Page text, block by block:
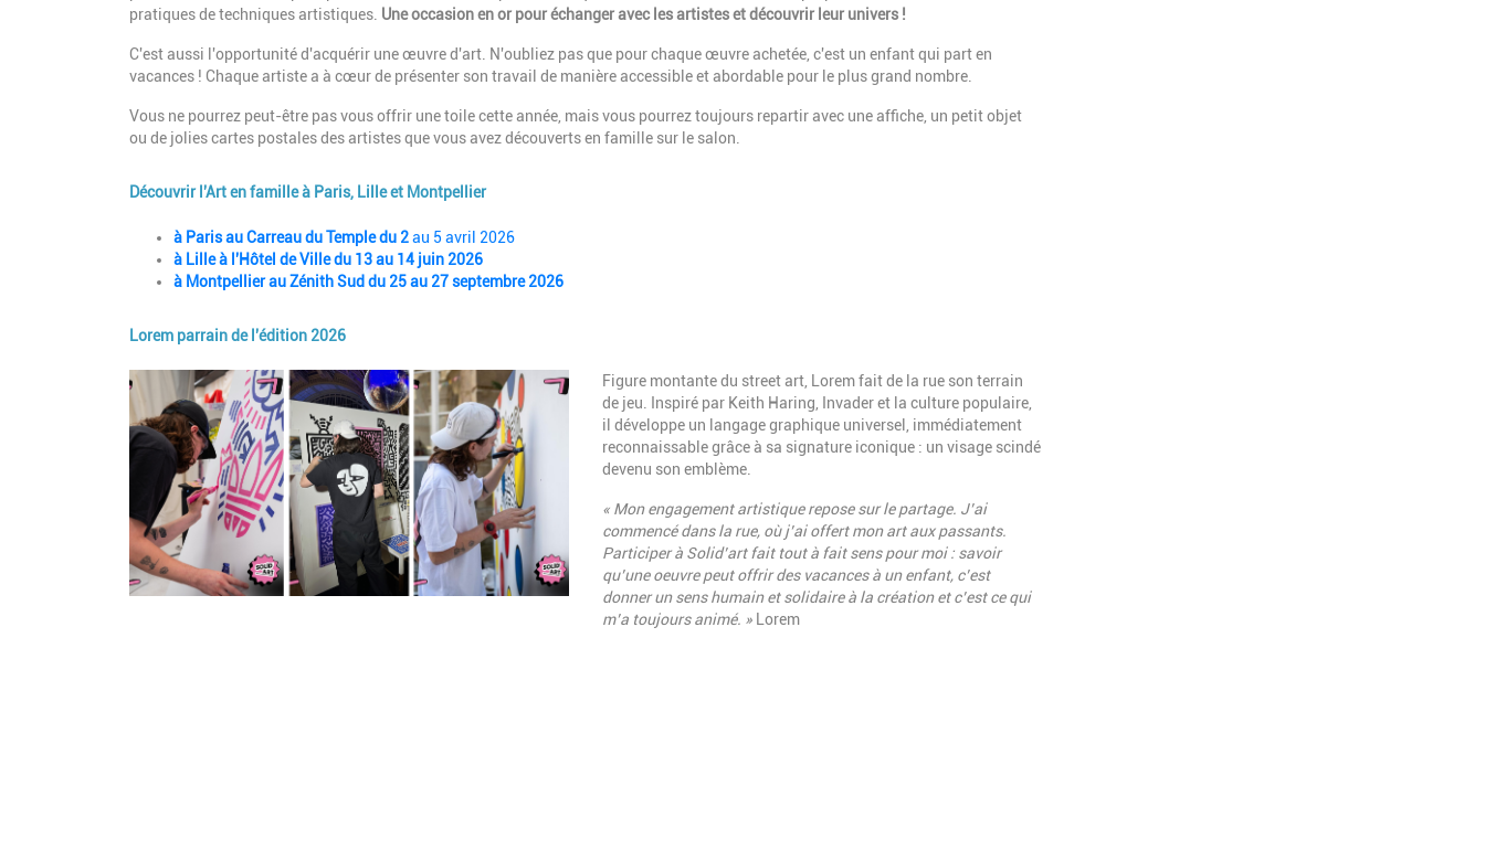
pratiques de techniques artistiques. Une occasion en or pour échanger avec les artistes et découvrir leur univers !
C'est aussi l'opportunité d'acquérir une œuvre d'art. N'oubliez pas que pour chaque œuvre achetée, c'est un enfant qui part en
vacances ! Chaque artiste a à cœur de présenter son travail de manière accessible et abordable pour le plus grand nombre.
Vous ne pourrez peut-être pas vous offrir une toile cette année, mais vous pourrez toujours repartir avec une affiche, un petit objet
ou de jolies cartes postales des artistes que vous avez découverts en famille sur le salon.
Découvrir l'Art en famille à Paris, Lille et Montpellier
Descriptionà Paris auCarreau du Temple du 2au 5 avril 2026
à Lille à l'Hôtel de Ville du 13 au 14 juin 2026
à Montpellier au Zénith Sud du 25 au 27 septembre 2026
Lorem parrain de l'édition 2026
Image Description
Figure montante du street art, Lorem fait de la rue son terrain
de jeu. Inspiré par Keith Haring, Invader et la culture populaire,
il développe un langage graphique universel, immédiatement
reconnaissable grâce à sa signature iconique : un visage scindé
devenu son emblème.
« Mon engagement artistique repose sur le partage. J’ai
commencé dans la rue, où j’ai offert monart aux passants.
Participer à Solid’art fait tout à fait sens pour moi : savoir
qu’une oeuvre peutoffrir des vacances à un enfant, c’est
donner un sens humain et solidaire à la création et c’estce qui
m’a toujours animé. »
Lorem